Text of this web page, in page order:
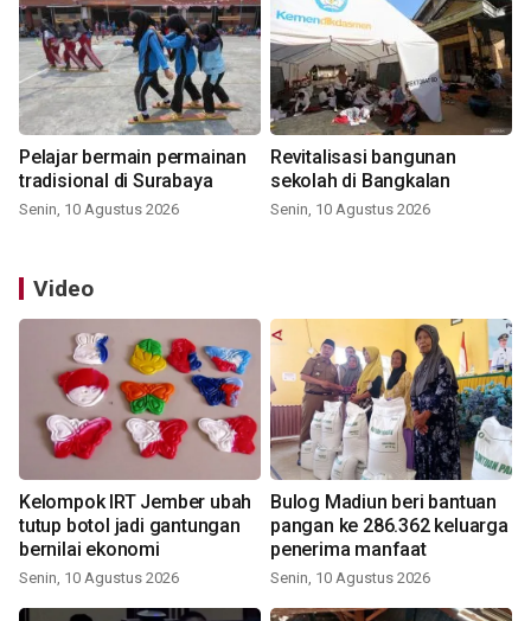
Pelajar bermain permainan
tradisional di Surabaya
Senin, 10 Agustus 2026
Revitalisasi bangunan
sekolah di Bangkalan
Senin, 10 Agustus 2026
Video
Kelompok IRT Jember ubah
tutup botol jadi gantungan
bernilai ekonomi
Senin, 10 Agustus 2026
Bulog Madiun beri bantuan
pangan ke 286.362 keluarga
penerima manfaat
Senin, 10 Agustus 2026